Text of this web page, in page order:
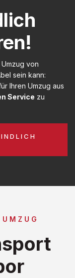
von
sein kann:
Ihren Umzug aus
Service zu